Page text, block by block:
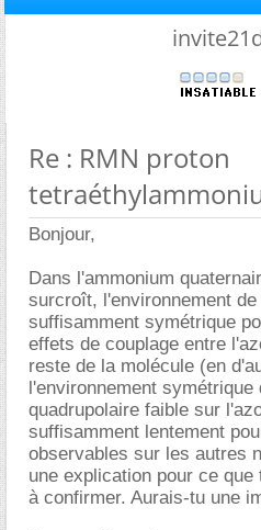
Re : RMN proton
Bonjour,
Dans l'ammonium
surcroît, l'environnement
suffisamment symétrique
effets de couplage entre
reste de la molécule (en
l'environnement symétrique
quadrupolaire faible sur
suffisamment lentement
observables sur les autres
une explication pour ce
à confirmer. Aurais-tu une